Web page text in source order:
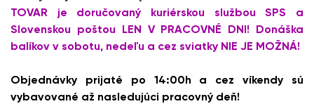
TOVAR je doručovaný kuriérskou službou SPS a
Slovenskou poštou LEN V PRACOVNÉ DNI! Donáška
balíkov v sobotu, nedeľu a cez sviatky NIE JE MOŽNÁ!
Objednávky prijaté po 14:00h a cez víkendy sú
vybavované až nasledujúci pracovný deň!